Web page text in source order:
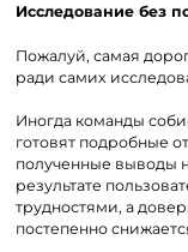
Исследование без
Пожалуй, самая
ради самих
Иногда команды
готовят подробные
полученные выводы
результате
трудностями, а
постепенно